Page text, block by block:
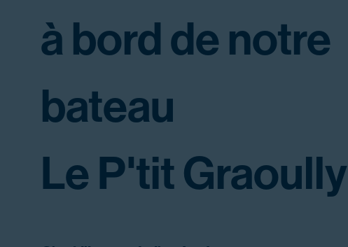
à bord de notre
bateau
Le P'tit Graoully